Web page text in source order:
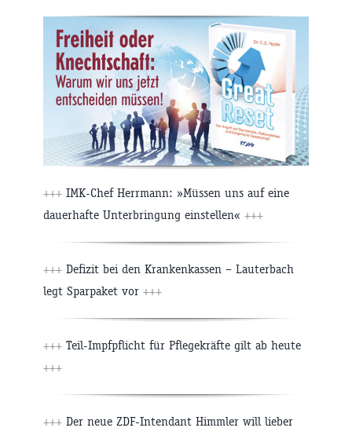
+++ IMK-Chef Herrmann: »Müssen uns auf eine
dauerhafte Unterbringung einstellen« +++
+++ Defizit bei den Krankenkassen – Lauterbach
legt Sparpaket vor +++
+++ Teil-Impfpflicht für Pflegekräfte gilt ab heute
+++
+++ Der neue ZDF-Intendant Himmler will lieber